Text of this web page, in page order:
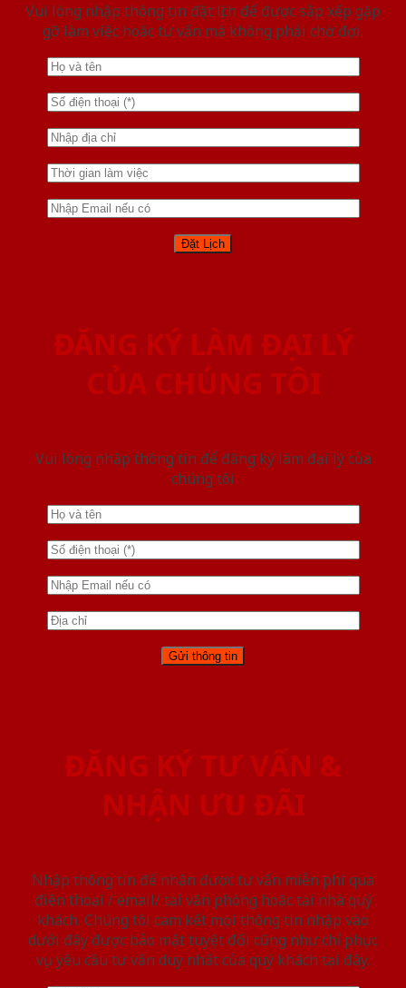
Vui lòng nhập thông tin đặt lịch để được sắp xếp gặp
gỡ làm việc hoăc tư vấn mà không phải chờ đợi.
ĐĂNG KÝ LÀM ĐẠI LÝ
CỦA CHÚNG TÔI
Vui lòng nhập thông tin để đăng ký làm đại lý của
chúng tôi
ĐĂNG KÝ TƯ VẤN &
NHẬN ƯU ĐÃI
Nhập thông tin để nhận được tư vấn miễn phí qua
điện thoại / email/ tại văn phòng hoặc tại nhà quý
khách. Chúng tôi cam kết mọi thông tin nhập vào
dưới đây được bảo mật tuyệt đối cũng như chỉ phục
vụ yêu cầu tư vấn duy nhất của quý khách tại đây.